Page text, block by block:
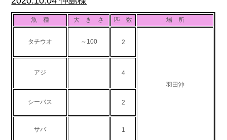
魚 種 大 き さ 匹 数 場 所
タチウオ ～100 2
羽田沖
アジ 4
シーバス 2
サバ 1